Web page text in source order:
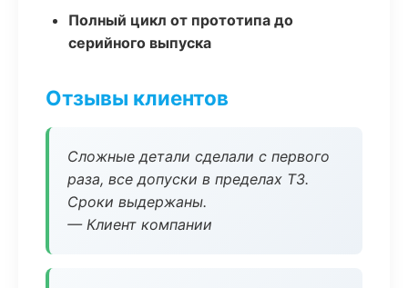
Полный цикл от прототипа до
серийного выпуска
Отзывы клиентов
Сложные детали сделали с первого
раза, все допуски в пределах ТЗ.
Сроки выдержаны.
— Клиент компании